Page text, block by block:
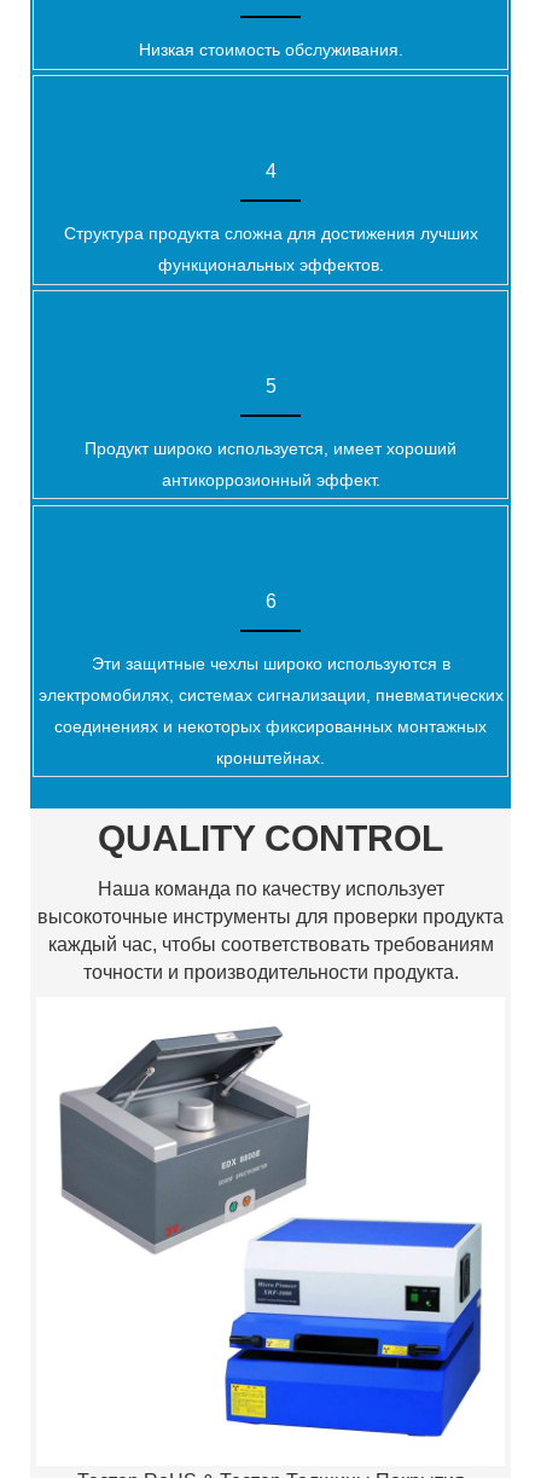
Низкая стоимость обслуживания.
4
Структура продукта сложна для достижения лучших
функциональных эффектов.
5
Продукт широко используется, имеет хороший
антикоррозионный эффект.
6
Эти защитные чехлы широко используются в
электромобилях, системах сигнализации, пневматических
соединениях и некоторых фиксированных монтажных
кронштейнах.
QUALITY CONTROL
Наша команда по качеству использует
высокоточные инструменты для проверки продукта
каждый час, чтобы соответствовать требованиям
точности и производительности продукта.